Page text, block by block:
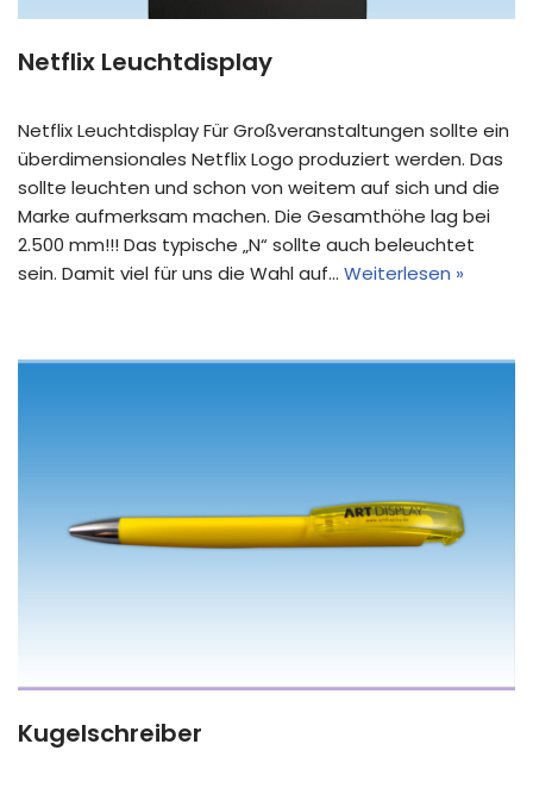
Netflix Leuchtdisplay
Netflix Leuchtdisplay Für Großveranstaltungen sollte ein
überdimensionales Netflix Logo produziert werden. Das
sollte leuchten und schon von weitem auf sich und die
Marke aufmerksam machen. Die Gesamthöhe lag bei
2.500 mm!!! Das typische „N“ sollte auch beleuchtet
sein. Damit viel für uns die Wahl auf… Weiterlesen »
Kugelschreiber